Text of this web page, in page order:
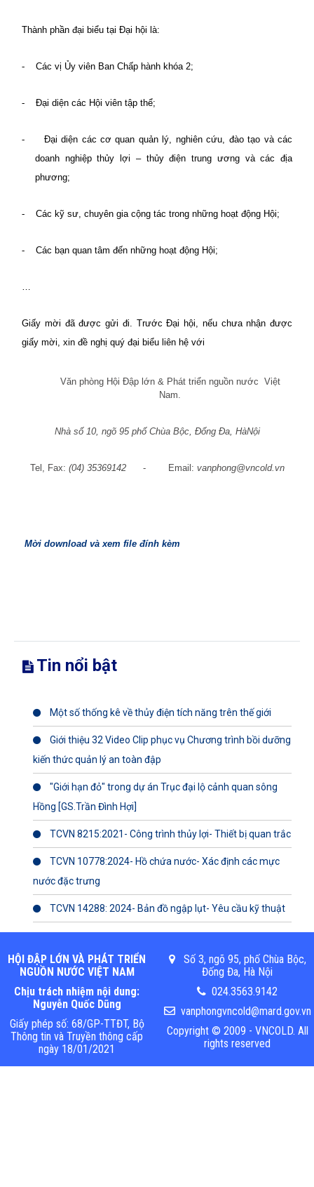
Thành phần đại biểu tại Đại hội là:
- Các vị Ủy viên Ban Chấp hành khóa 2;
- Đại diện các Hội viên tập thể;
-
Đại diện các cơ quan quản lý, nghiên cứu, đào tạo và các
doanh nghiệp thủy lợi – thủy điện trung ương và các địa
phương;
- Các kỹ sư, chuyên gia cộng tác trong những hoạt động Hội;
- Các bạn quan tâm đến những hoạt động Hội;
…
Giấy mời đã được gửi đi. Trước Đại hội, nếu chưa nhận được
giấy mời, xin đề nghị quý đại biểu liên hệ với
Văn phòng Hội Đập lớn & Phát triển nguồn nước Việt
Nam.
Nhà số 10, ngõ 95 phố Chùa Bộc, Đống Đa, HàNội
Tel, Fax: (04) 35369142 - Email: vanphong@vncold.vn
Mời download và xem file đính kèm
Tin nổi bật
Một số thống kê về thủy điện tích năng trên thế giới
Giới thiệu 32 Video Clip phục vụ Chương trình bồi dưỡng
kiến thức quản lý an toàn đập
"Giới hạn đỏ" trong dự án Trục đại lộ cảnh quan sông
Hồng [GS.Trần Đình Hợi]
TCVN 8215:2021- Công trình thủy lợi- Thiết bị quan trắc
TCVN 10778:2024- Hồ chứa nước- Xác định các mực
nước đặc trưng
TCVN 14288: 2024- Bản đồ ngập lụt- Yêu cầu kỹ thuật
HỘI ĐẬP LỚN VÀ PHÁT TRIỂN
NGUỒN NƯỚC VIỆT NAM
Chịu trách nhiệm nội dung:
Nguyễn Quốc Dũng
Giấy phép số: 68/GP-TTĐT, Bộ
Thông tin và Truyền thông cấp
ngày 18/01/2021
Số 3, ngõ 95, phố Chùa Bộc,
Đống Đa, Hà Nội
024.3563.9142
vanphongvncold@mard.gov.vn
Copyright © 2009 - VNCOLD. All
rights reserved